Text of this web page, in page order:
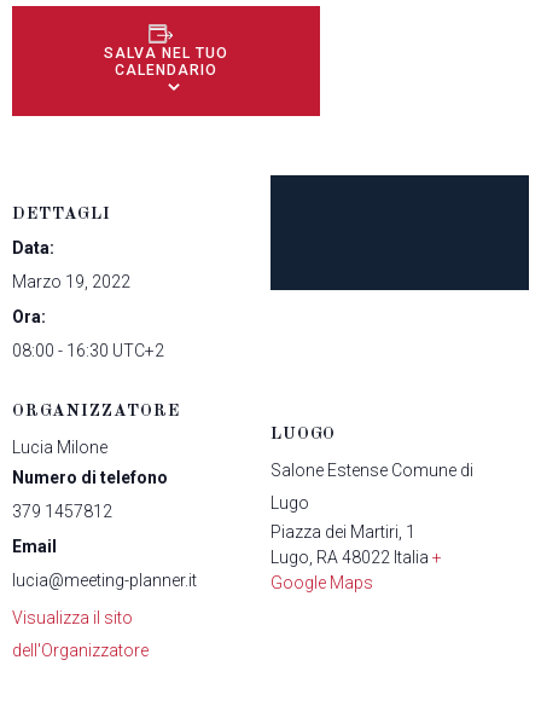
SALVA NEL TUO
CALENDARIO
DETTAGLI
Data:
Marzo 19, 2022
Ora:
08:00 - 16:30 UTC+2
ORGANIZZATORE
Lucia Milone
Numero di telefono
379 1457812
Email
lucia@meeting-planner.it
Visualizza il sito
dell'Organizzatore
LUOGO
Salone Estense Comune di
Lugo
Piazza dei Martiri, 1
Lugo RA 48022 Italia +
Google Maps